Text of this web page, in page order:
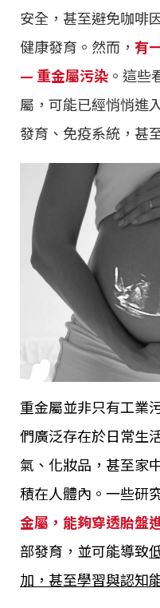
安全，甚至避免咖啡
健康發育。然而， 有
— 重金屬污染 。這些
屬，可能已經悄悄進
發育、免疫系統，甚
重金屬並非只有工業
們廣泛存在於日常生
氣、化妝品，甚至家
積在人體內。一些研
金屬，能夠穿透胎盤
部發育，並可能導致
加，甚至學習與認知